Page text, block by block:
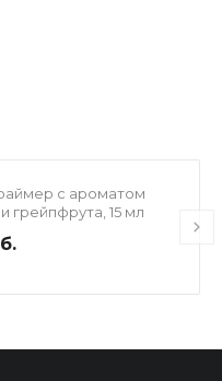
с ароматом
грейпфрута, 15 мл